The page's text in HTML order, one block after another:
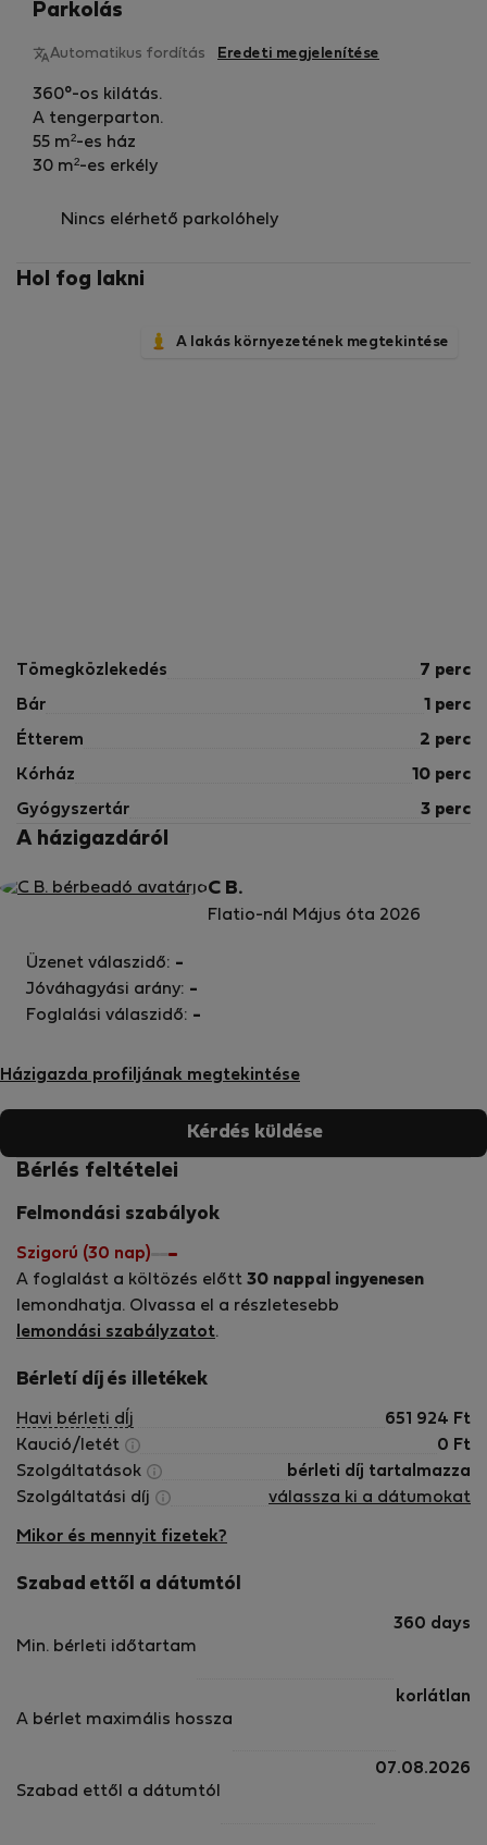
Parkolás
Automatikus fordítás Eredeti megjelenítése
360°-os kilátás.
A tengerparton.
55 m²-es ház
30 m²-es erkély
Nincs elérhető parkolóhely
Hol fog lakni
A lakás környezetének megtekintése
Tömegközlekedés 7 perc
Bár 1 perc
Étterem 2 perc
Kórház 10 perc
Gyógyszertár 3 perc
A házigazdáról
C B.
Flatio-nál Május óta 2026
Házigazda profiljának megtekintése
Üzenet válaszidő: -
Jóváhagyási arány: -
Foglalási válaszidő: -
Kérdés küldése
Bérlés feltételei
Felmondási szabályok
Szigorú (30 nap)
A foglalást a költözés előtt 30 nappal ingyenesen
lemondhatja. Olvassa el a részletesebb
lemondási szabályzatot.
Bérletí díj és illetékek
Havi bérleti dÍj 651 924 Ft
Kaució/letét
0 Ft
Szolgáltatások
bérleti díj tartalmazza
Szolgáltatási díj
válassza ki a dátumokat
Mikor és mennyit fizetek?
Szabad ettől a dátumtól
Min. bérleti időtartam
360 days
A bérlet maximális hossza
korlátlan
Szabad ettől a dátumtól
07.08.2026